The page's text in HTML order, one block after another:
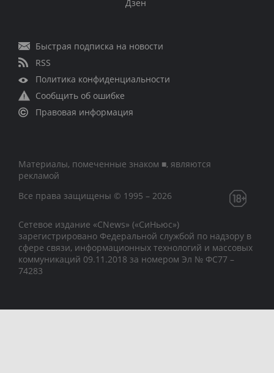
Дзен
Быстрая подписка на новости
RSS
Политика конфиденциальности
Сообщить об ошибке
Правовая информация
Материалы, помеченные знаком ■, являются
рекламой
Все права защищены © 1995 – 2026
Сетевое издание «CNews» («СиНьюс»)
зарегистрировано Федеральной службой по надзору в
сфере связи, информационных технологий и массовых
коммуникаций 09.11.2018 за номером Эл № ФС77 –
74283